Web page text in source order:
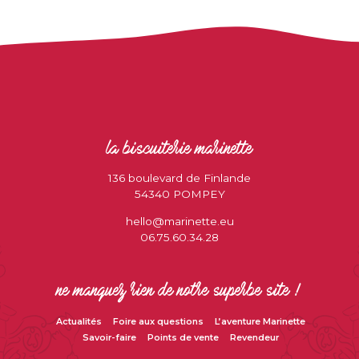
la biscuiterie marinette
136 boulevard de Finlande
54340 POMPEY
hello@marinette.eu
06.75.60.34.28
ne manquez rien de notre superbe site !
Actualités Foire aux questions
L’aventure Marinette
Savoir-faire
Points de vente Revendeur